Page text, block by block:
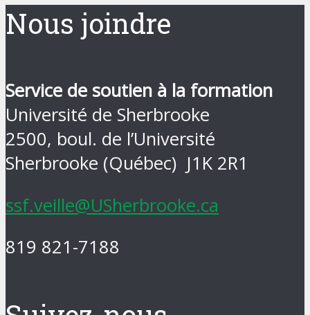
Nous joindre
Service de soutien à la formation
Université de Sherbrooke
2500, boul. de l’Université
Sherbrooke (Québec) J1K 2R1
ssf.veille@USherbrooke.ca
819 821-7188